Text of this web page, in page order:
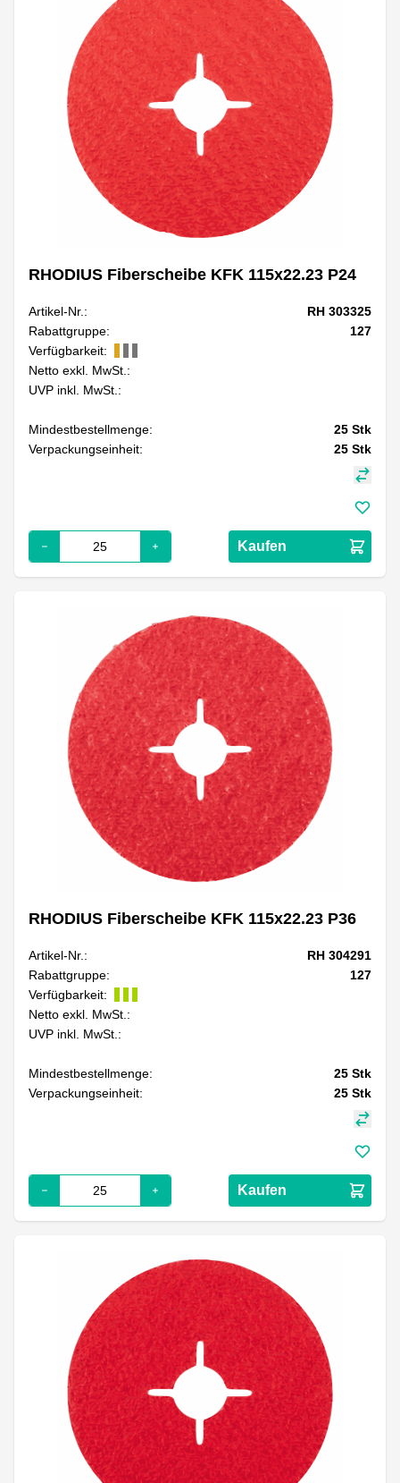
RHODIUS Fiberscheibe KFK 115x22.23 P24
Artikel-Nr.:
RH 303325
Rabattgruppe:
127
Verfügbarkeit:
Netto exkl. MwSt.:
UVP inkl. MwSt.:
Mindestbestellmenge: 25 Stk
Verpackungseinheit:
25 Stk
Kaufen
RHODIUS Fiberscheibe KFK 115x22.23 P36
Artikel-Nr.:
RH 304291
Rabattgruppe:
127
Verfügbarkeit:
Netto exkl. MwSt.:
UVP inkl. MwSt.:
Mindestbestellmenge: 25 Stk
Verpackungseinheit:
25 Stk
Kaufen